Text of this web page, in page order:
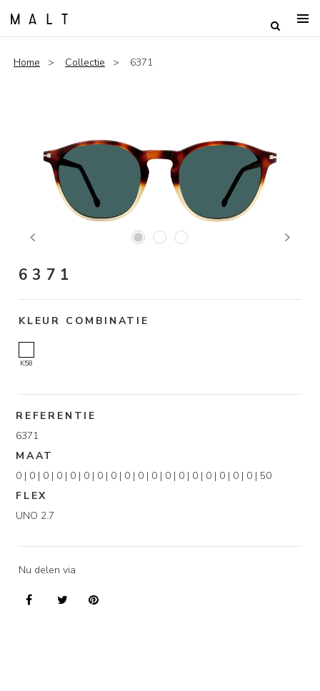
Home Collectie 6371
Previous Next
6371
KLEUR COMBINATIE
K58
REFERENTIE
6371
MAAT
0 | 0 | 0 | 0 | 0 | 0 | 0 | 0 | 0 | 0 | 0 | 0 | 0 | 0 | 0 | 0 | 0 | 0 | 50
FLEX
UNO 2.7
Nu delen via